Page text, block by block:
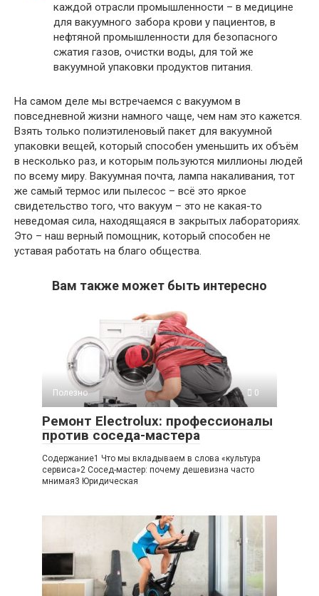
каждой отрасли промышленности – в медицине
для вакуумного забора крови у пациентов, в
нефтяной промышленности для безопасного
сжатия газов, очистки воды, для той же
вакуумной упаковки продуктов питания.
На самом деле мы встречаемся с вакуумом в
повседневной жизни намного чаще, чем нам это кажется.
Взять только полиэтиленовый пакет для вакуумной
упаковки вещей, который способен уменьшить их объём
в несколько раз, и которым пользуются миллионы людей
по всему миру. Вакуумная почта, лампа накаливания, тот
же самый термос или пылесос – всё это яркое
свидетельство того, что вакуум – это не какая-то
неведомая сила, находящаяся в закрытых лабораториях.
Это – наш верный помощник, который способен не
уставая работать на благо общества.
Вам также может быть интересно
Полезно 0
Ремонт Electrolux: профессионалы
против соседа-мастера
Содержание1 Что мы вкладываем в слова «культура
сервиса»2 Сосед-мастер: почему дешевизна часто
мнимая3 Юридическая